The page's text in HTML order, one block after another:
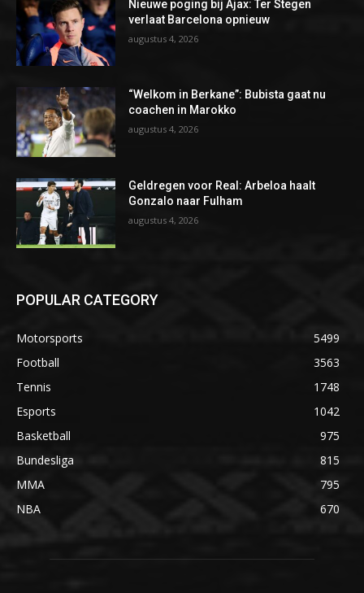
Nieuwe poging bij Ajax: Ter Stegen
verlaat Barcelona opnieuw
augustus 4, 2026
“Welkom in Berkane”: Bubista gaat nu
coachen in Marokko
augustus 4, 2026
Geldregen voor Real: Arbeloa haalt
Gonzalo naar Fulham
augustus 4, 2026
POPULAR CATEGORY
Motorsports
5499
Football
3563
Tennis
1748
Esports
1042
Basketball
975
Bundesliga
815
MMA
795
NBA
670